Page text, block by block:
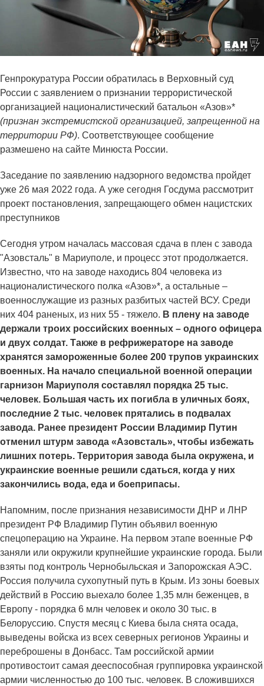
Генпрокуратура России обратилась в Верховный суд
России с заявлением о признании террористической
организацией националистический батальон «Азов»*
(признан экстремистской организацией, запрещенной на
территории РФ). Соответствующее сообщение
размешено на сайте Минюста России.
Заседание по заявлению надзорного ведомства пройдет
уже 26 мая 2022 года. А уже сегодня Госдума рассмотрит
проект постановления, запрещающего обмен нацистских
преступников
Сегодня утром началась массовая сдача в плен с завода
"Азовсталь" в Мариуполе, и процесс этот продолжается.
Известно, что на заводе находись 804 человека из
националистического полка «Азов»*, а остальные –
военнослужащие из разных разбитых частей ВСУ. Среди
них 404 раненых, из них 55 - тяжело. В плену на заводе
держали троих российских военных – одного офицера
и двух солдат. Также в рефрижераторе на заводе
хранятся замороженные более 200 трупов украинских
военных. На начало специальной военной операции
гарнизон Мариуполя составлял порядка 25 тыс.
человек. Большая часть их погибла в уличных боях,
последние 2 тыс. человек прятались в подвалах
завода. Ранее президент России Владимир Путин
отменил штурм завода «Азовсталь», чтобы избежать
лишних потерь. Территория завода была окружена, и
украинские военные решили сдаться, когда у них
закончились вода, еда и боеприпасы.
Напомним, после признания независимости ДНР и ЛНР
президент РФ Владимир Путин объявил военную
спецоперацию на Украине. На первом этапе военные РФ
заняли или окружили крупнейшие украинские города. Были
взяты под контроль Чернобыльская и Запорожская АЭС.
Россия получила сухопутный путь в Крым. Из зоны боевых
действий в Россию выехало более 1,35 млн беженцев, в
Европу - порядка 6 млн человек и около 30 тыс. в
Белоруссию. Спустя месяц с Киева была снята осада,
выведены войска из всех северных регионов Украины и
переброшены в Донбасс. Там российской армии
противостоит самая дееспособная группировка украинской
армии численностью до 100 тыс. человек. В сложившихся